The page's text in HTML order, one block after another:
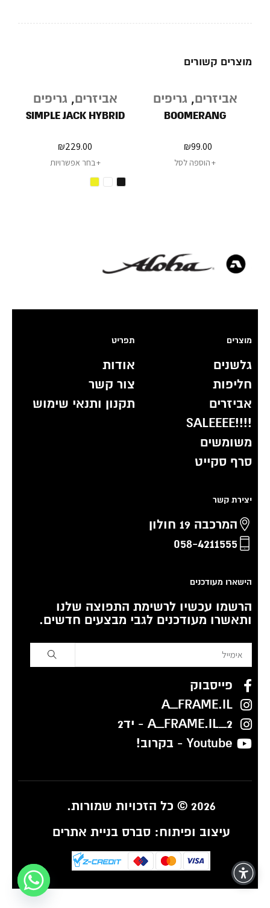
מוצרים קשורים
אביזרים, גריפים
SIMPLE JACK HYBRID
₪229.00
בחר אפשרויות
אביזרים, גריפים
BOOMERANG
₪99.00
הוספה לסל
מוצרים
גלשנים
חליפות
אביזרים
!!!!SALEEEE
משומשים
סרף סקייט
תפריט
אודות
צור קשר
תקנון ותנאי שימוש
יצירת קשר
המרכבה 19 חולון
058-4211555
הישארו מעודכנים
הרשמו עכשיו לרשימת התפוצה שלנו
ותאשרו מעודכנים לגבי מבצעים חדשים.
פייסבוק
A_FRAME.IL
A_FRAME.IL_2 - יד2
Youtube - בקרוב!
2026 © כל הזכויות שמורות.
עיצוב ופיתוח:סברס בניית אתרים